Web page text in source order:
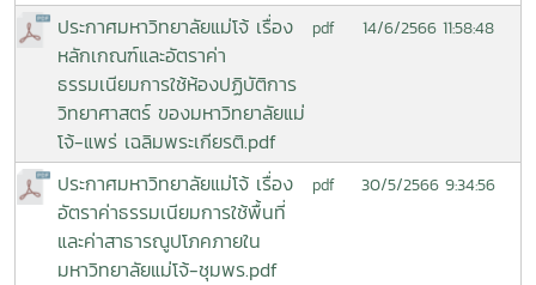
ประกาศมหาวิทยาลัยแม่โจ้ เรื่อง
หลักเกณฑ์และอัตราค่า
ธรรมเนียมการใช้ห้องปฏิบัติการ
วิทยาศาสตร์ ของมหาวิทยาลัยแม่
โจ้-แพร่ เฉลิมพระเกียรติ.pdf
pdf 14/6/2566 11:58:48
ประกาศมหาวิทยาลัยแม่โจ้ เรื่อง
อัตราค่าธรรมเนียมการใช้พื้นที่
และค่าสาธารณูปโภคภายใน
มหาวิทยาลัยแม่โจ้-ชุมพร.pdf
pdf 30/5/2566 9:34:56